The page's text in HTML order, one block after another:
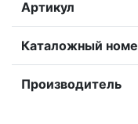
Артикул
Каталожный
Производитель